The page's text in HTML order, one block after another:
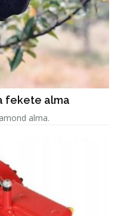
fekete alma
alma.